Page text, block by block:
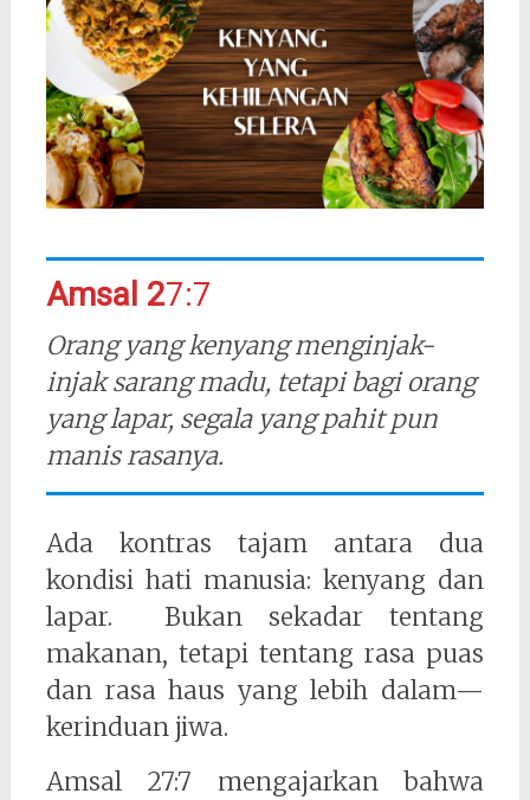
Amsal 27:7
Orang yang kenyang menginjak-
injak sarang madu, tetapi bagi orang
yang lapar, segala yang pahit pun
manis rasanya.
Ada kontras tajam antara dua
kondisi hati manusia: kenyang dan
lapar. Bukan sekadar tentang
makanan, tetapi tentang rasa puas
dan rasa haus yang lebih dalam—
kerinduan jiwa.
Amsal 27:7 mengajarkan bahwa